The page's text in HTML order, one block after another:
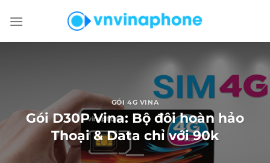
đến
GÓI 4G VINA
Gói D30P Vina: Bộ đôi hoàn hảo
Thoại & Data chỉ với 90k